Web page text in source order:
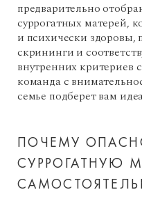
предварительно
суррогатных матерей,
и психически
скрининги и
внутренних критериев
команда с
семье подберет вам
ПОЧЕМУ
СУРРОГАТНУЮ